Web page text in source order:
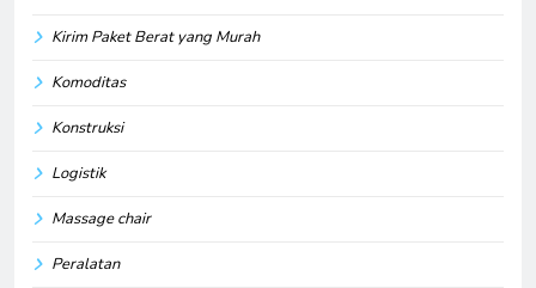
Kirim Paket Berat yang Murah
Komoditas
Konstruksi
Logistik
Massage chair
Peralatan